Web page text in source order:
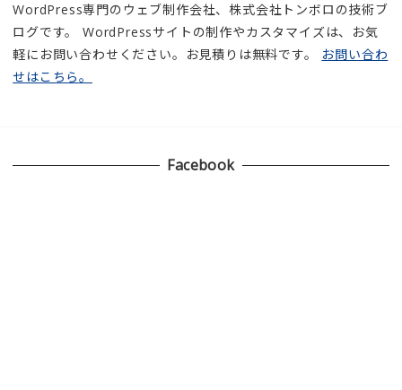
WordPress専門のウェブ制作会社、株式会社トンボロの技術ブ
ログです。 WordPressサイトの制作やカスタマイズは、お気
軽にお問い合わせください。お見積りは無料です。 お問い合わ
せはこちら。
Facebook